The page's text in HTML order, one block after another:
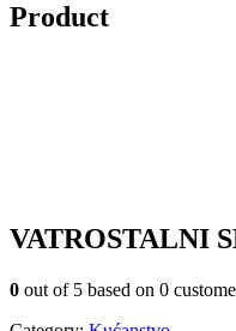
Product
VATROSTALNI
0 out of 5 based on 0